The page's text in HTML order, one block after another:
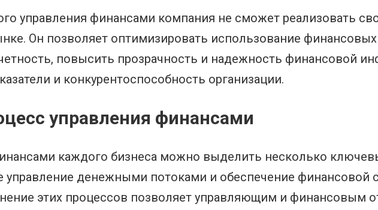
управления финансами компания не сможет реализовать
Он позволяет оптимизировать использование
повысить прозрачность и надежность финансовой
и конкурентоспособность организации.
управления финансами
каждого бизнеса можно выделить несколько
управление денежными потоками и обеспечение финансовой
этих процессов позволяет управляющим и финансовым